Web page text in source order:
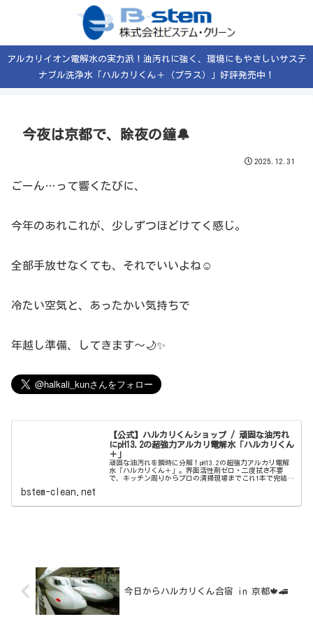
アルカリイオン電解水の実力派！油汚れに強く、環境にもやさしいサステ
ナブル洗浄水「ハルカリくん＋（プラス）」好評発売中！
今夜は京都で、除夜の鐘🔔
2025.12.31
ごーん…って響くたびに、
今年のあれこれが、少しずつほどけてく感じ。
全部手放せなくても、それでいいよね☺️
冷たい空気と、あったかい気持ちで
年越し準備、してきます〜🌙✨
【公式】ハルカリくんショップ / 頑固な油汚れ
にpH13.2の超強力アルカリ電解水「ハルカリくん
＋」
頑固な油汚れを瞬時に分解！pH13.2の超強力アルカリ電解
水「ハルカリくん＋」。界面活性剤ゼロ・二度拭き不要
で、キッチン周りからプロの清掃現場までこれ1本で完結。
bstem-clean.net
今日からハルカリくん合宿 in 京都🍁🚄